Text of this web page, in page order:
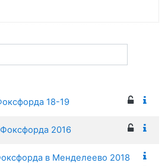
18-19
2016
в Менделеево 2018